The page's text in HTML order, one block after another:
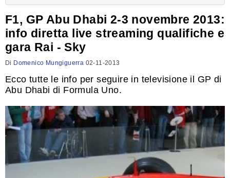
F1, GP Abu Dhabi 2-3 novembre 2013:
info diretta live streaming qualifiche e
gara Rai - Sky
Di Domenico Mungiguerra 02-11-2013
Ecco tutte le info per seguire in televisione il GP di
Abu Dhabi di Formula Uno.